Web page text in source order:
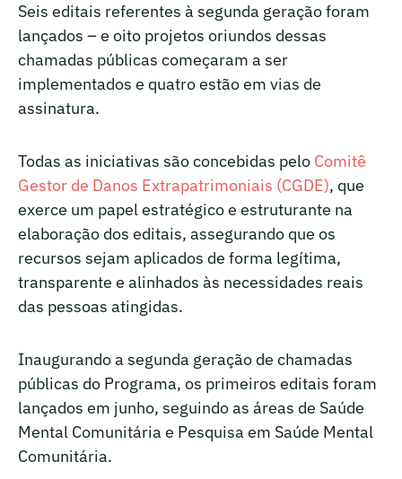
Seis editais referentes à segunda geração foram
lançados – e oito projetos oriundos dessas
chamadas públicas começaram a ser
implementados e quatro estão em vias de
assinatura.
Todas as iniciativas são concebidas pelo Comitê
Gestor de Danos Extrapatrimoniais (CGDE), que
exerce um papel estratégico e estruturante na
elaboração dos editais, assegurando que os
recursos sejam aplicados de forma legítima,
transparente e alinhados às necessidades reais
das pessoas atingidas.
Inaugurando a segunda geração de chamadas
públicas do Programa, os primeiros editais foram
lançados em junho, seguindo as áreas de Saúde
Mental Comunitária e Pesquisa em Saúde Mental
Comunitária.